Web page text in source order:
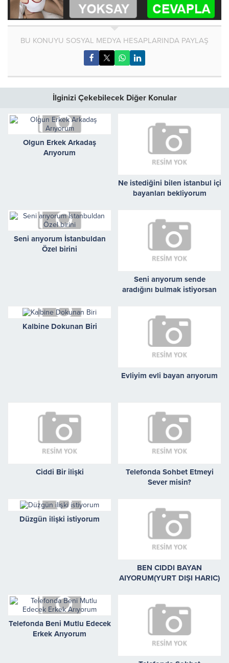
BU KONUYU SOSYAL MEDYA HESAPLARINDA PAYLAŞ
İlginizi Çekebilecek Diğer Konular
Olgun Erkek Arkadaş
Arıyorum
Ne istediğini bilen istanbul içi
bayanları bekliyorum
Seni arıyorum İstanbuldan
Özel birini
Seni arıyorum sende
aradığını bulmak istiyorsan
Kalbine Dokunan Biri
Evliyim evli bayan arıyorum
Ciddi Bir ilişki
Telefonda Sohbet Etmeyi
Sever misin?
Düzgün ilişki istiyorum
BEN CIDDI BAYAN
AIYORUM(YURT DIŞI HARIC)
Telefonda Beni Mutlu Edecek
Erkek Arıyorum